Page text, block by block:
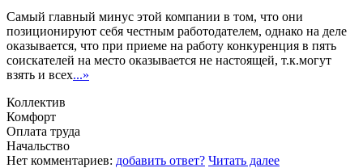
Самый главный минус этой компании в том, что они
позиционируют себя честным работодателем, однако на деле
оказывается, что при приеме на работу конкуренция в пять
соискателей на место оказывается не настоящей, т.к.могут
взять и всех...»
Коллектив
Комфорт
Оплата труда
Начальство
Нет комментариев: добавить ответ? Читать далее